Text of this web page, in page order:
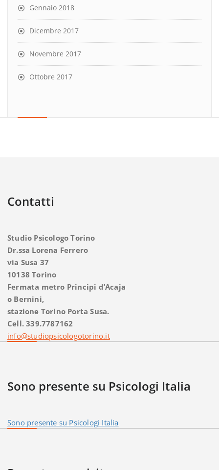
Gennaio 2018
Dicembre 2017
Novembre 2017
Ottobre 2017
Contatti
Studio Psicologo Torino
Dr.ssa Lorena Ferrero
via Susa 37
10138 Torino
Fermata metro Principi d’Acaja
o Bernini,
stazione Torino Porta Susa.
Cell. 339.7787162
info@studiopsicologotorino.it
Sono presente su Psicologi Italia
Sono presente su Psicologi Italia